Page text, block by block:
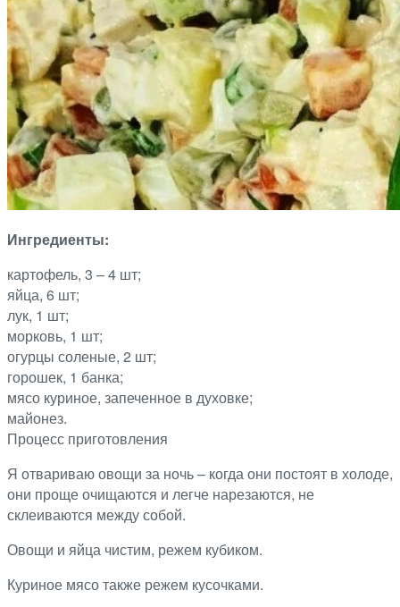
Ингредиенты:
картофель, 3 – 4 шт;
яйца, 6 шт;
лук, 1 шт;
морковь, 1 шт;
огурцы соленые, 2 шт;
горошек, 1 банка;
мясо куриное, запеченное в духовке;
майонез.
Процесс приготовления
Я отвариваю овощи за ночь – когда они постоят в холоде,
они проще очищаются и легче нарезаются, не
склеиваются между собой.
Овощи и яйца чистим, режем кубиком.
Куриное мясо также режем кусочками.